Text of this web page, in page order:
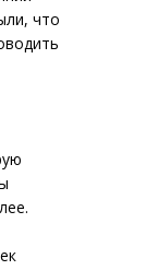
что